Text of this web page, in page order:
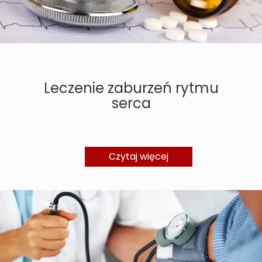
Leczenie zaburzeń rytmu
serca
Czytaj więcej